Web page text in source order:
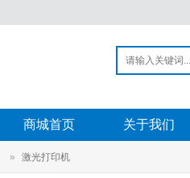
商城首页 关于我们
激光打印机